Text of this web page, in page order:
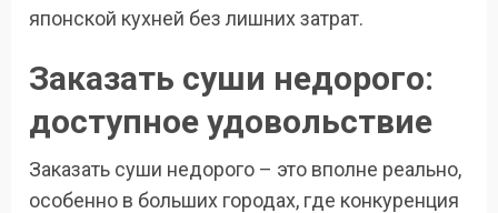
японской кухней без лишних затрат.
Заказать суши недорого:
доступное удовольствие
Заказать суши недорого – это вполне реально,
особенно в больших городах, где конкуренция